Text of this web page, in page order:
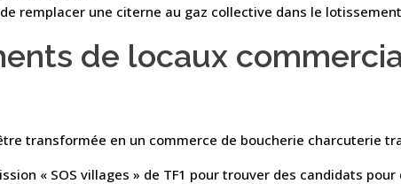
remplacer une citerne au gaz collective dans le
de locaux
transformée en un commerce de boucherie charcuterie
« SOS villages » de TF1 pour trouver des candidats